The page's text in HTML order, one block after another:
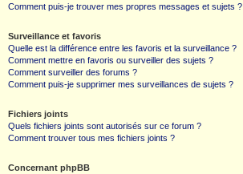
Comment puis-je trouver mes propres messages et sujets ?
Surveillance et favoris
Quelle est la différence entre les favoris et la surveillance ?
Comment mettre en favoris ou surveiller des sujets ?
Comment surveiller des forums ?
Comment puis-je supprimer mes surveillances de sujets ?
Fichiers joints
Quels fichiers joints sont autorisés sur ce forum ?
Comment trouver tous mes fichiers joints ?
Concernant phpBB